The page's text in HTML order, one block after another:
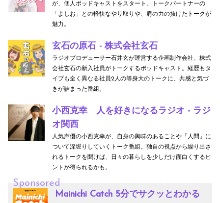
が、個人ポッドキャストをスタート。トークパートナーの
「よしお」との軽快なやり取りや、肩の力の抜けたトークが
魅力。
玄石の原石 - 株式会社玄石
ラジオプロデューサー石井玄が運営する企画制作会社、株式
会社玄石の新入社員がトークするポッドキャスト。経歴もタ
イプも全く異なる社員2人の等身大のトークに、共感と気づ
きが詰まった番組。
小西克幸 人を好きになるラジオ - ラジ
オ関西
人気声優の小西克幸が、自身の興味のあることや「人間」に
ついて深堀りしていくトーク番組。独自の視点から繰り出さ
れるトークを聞けば、日々の暮らしを少しだけ面白くするヒ
ントが得られるかも。
Sponsored
Mainichi Catch 5分でサクッとわかる